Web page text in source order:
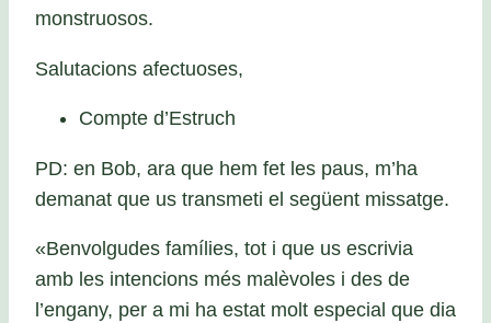
monstruosos.
Salutacions afectuoses,
Compte d’Estruch
PD: en Bob, ara que hem fet les paus, m’ha
demanat que us transmeti el següent missatge.
«Benvolgudes famílies, tot i que us escrivia
amb les intencions més malèvoles i des de
l’engany, per a mi ha estat molt especial que dia